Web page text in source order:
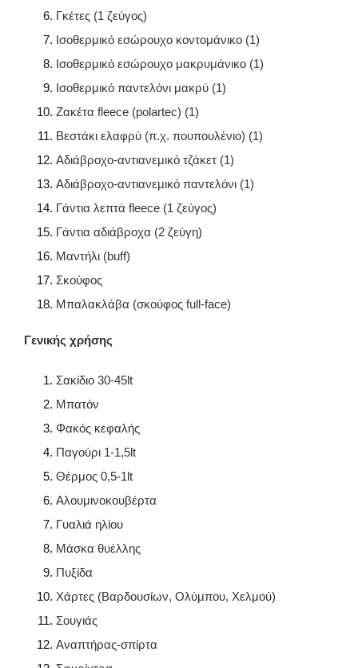
Γκέτες (1 ζεύγος)
Ισοθερμικό εσώρουχο κοντομάνικο (1)
Ισοθερμικό εσώρουχο μακρυμάνικο (1)
Ισοθερμικό παντελόνι μακρύ (1)
Ζακέτα fleece (polartec) (1)
Βεστάκι ελαφρύ (π.χ. πουπουλένιο) (1)
Αδιάβροχο-αντιανεμικό τζάκετ (1)
Αδιάβροχο-αντιανεμικό παντελόνι (1)
Γάντια λεπτά fleece (1 ζεύγος)
Γάντια αδιάβροχα (2 ζεύγη)
Μαντήλι (buff)
Σκούφος
Μπαλακλάβα (σκούφος full-face)
Γενικής χρήσης
Σακίδιο 30-45lt
Μπατόν
Φακός κεφαλής
Παγούρι 1-1,5lt
Θέρμος 0,5-1lt
Αλουμινοκουβέρτα
Γυαλιά ηλίου
Μάσκα θυέλλης
Πυξίδα
Χάρτες (Βαρδουσίων, Ολύμπου, Χελμού)
Σουγιάς
Αναπτήρας-σπίρτα